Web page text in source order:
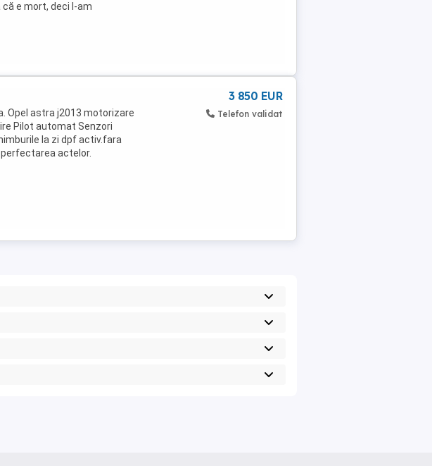
că e mort, deci l-am
...
Opel astra j2013 motorizare
Pilot automat Senzori
la zi dpf activ.fara
actelor.
3 850 EUR
Telefon validat